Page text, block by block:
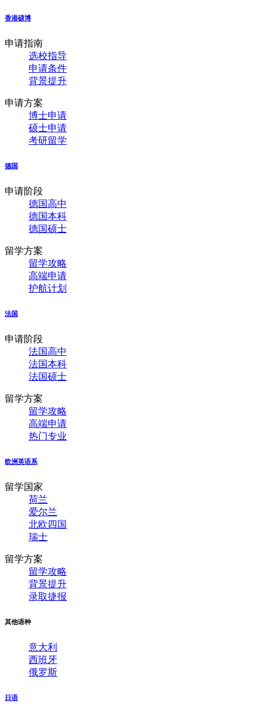
香港硕博
申请指南
选校指导
申请条件
背景提升
申请方案
博士申请
硕士申请
考研留学
德国
申请阶段
德国高中
德国本科
德国硕士
留学方案
留学攻略
高端申请
护航计划
法国
申请阶段
法国高中
法国本科
法国硕士
留学方案
留学攻略
高端申请
热门专业
欧洲英语系
留学国家
荷兰
爱尔兰
北欧四国
瑞士
留学方案
留学攻略
背景提升
录取捷报
其他语种
意大利
西班牙
俄罗斯
日语